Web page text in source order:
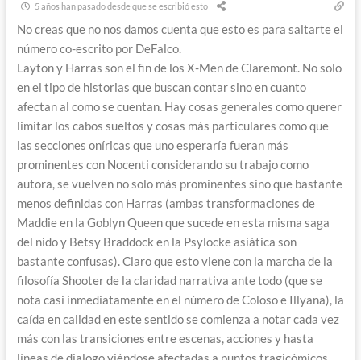
5 años han pasado desde que se escribió esto
No creas que no nos damos cuenta que esto es para saltarte el
número co-escrito por DeFalco.
Layton y Harras son el fin de los X-Men de Claremont. No solo
en el tipo de historias que buscan contar sino en cuanto
afectan al como se cuentan. Hay cosas generales como querer
limitar los cabos sueltos y cosas más particulares como que
las secciones oníricas que uno esperaría fueran más
prominentes con Nocenti considerando su trabajo como
autora, se vuelven no solo más prominentes sino que bastante
menos definidas con Harras (ambas transformaciones de
Maddie en la Goblyn Queen que sucede en esta misma saga
del nido y Betsy Braddock en la Psylocke asiática son
bastante confusas). Claro que esto viene con la marcha de la
filosofía Shooter de la claridad narrativa ante todo (que se
nota casi inmediatamente en el número de Coloso e Illyana), la
caída en calidad en este sentido se comienza a notar cada vez
más con las transiciones entre escenas, acciones y hasta